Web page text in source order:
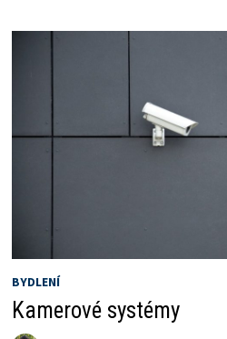
BYDLENÍ
Kamerové systémy